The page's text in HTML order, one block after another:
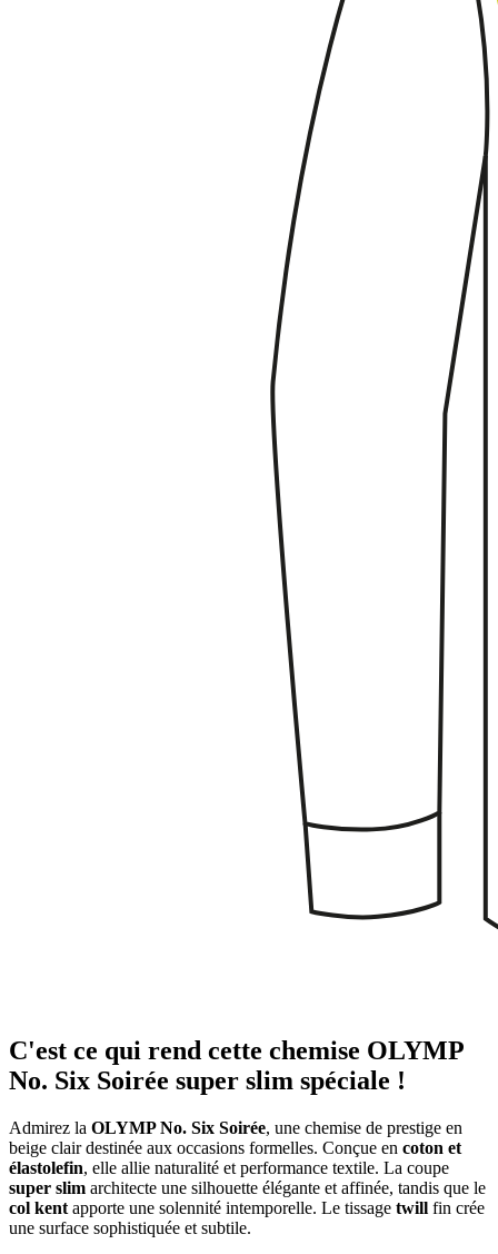
C'est ce qui rend cette chemise OLYMP
No. Six Soirée super slim spéciale !
Admirez la OLYMP No. Six Soirée, une chemise de prestige en
beige clair destinée aux occasions formelles. Conçue en coton et
élastolefin, elle allie naturalité et performance textile. La coupe
super slim architecte une silhouette élégante et affinée, tandis que le
col kent apporte une solennité intemporelle. Le tissage twill fin crée
une surface sophistiquée et subtile.